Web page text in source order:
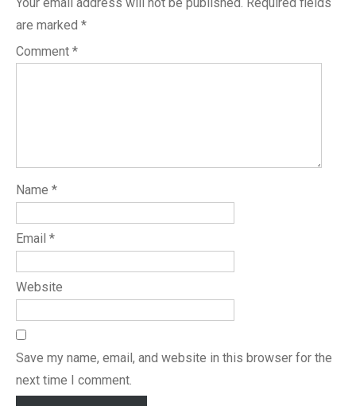
are marked *
Comment *
Name *
Email *
Website
Save my name, email, and website in this browser for the
next time I comment.